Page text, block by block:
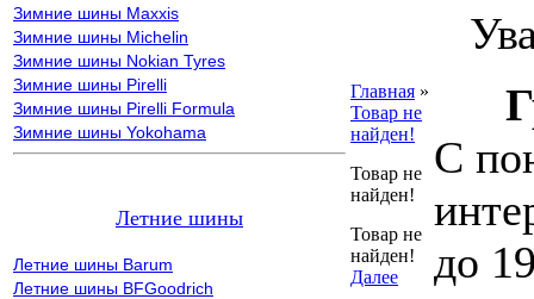
Зимние шины Maxxis
Зимние шины Michelin
Зимние шины Nokian Tyres
Зимние шины Pirelli
Зимние шины Pirelli Formula
Зимние шины Yokohama
Летние шины
Летние шины Barum
Летние шины BFGoodrich
Главная »
Товар не
найден!
Товар не
найден!
Товар не
найден!
Далее
С
до